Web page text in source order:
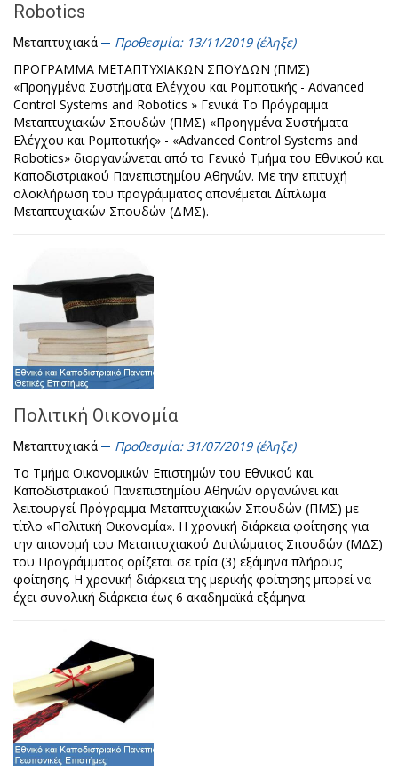
Robotics
Μεταπτυχιακά
Προθεσμία: 13/11/2019 (έληξε)
ΠΡΟΓΡΑΜΜΑ ΜΕΤΑΠΤΥΧΙΑΚΩΝ ΣΠΟΥΔΩΝ (ΠΜΣ)
«Προηγμένα Συστήματα Ελέγχου και Ρομποτικής - Advanced
Control Systems and Robotics » Γενικά Το Πρόγραμμα
Μεταπτυχιακών Σπουδών (ΠΜΣ) «Προηγμένα Συστήματα
Ελέγχου και Ρομποτικής» - «Advanced Control Systems and
Robotics» διοργανώνεται από το Γενικό Τμήμα του Εθνικού και
Καποδιστριακού Πανεπιστημίου Αθηνών. Με την επιτυχή
ολοκλήρωση του προγράμματος απονέμεται Δίπλωμα
Μεταπτυχιακών Σπουδών (ΔΜΣ).
Πολιτική Οικονομία
Μεταπτυχιακά
Προθεσμία: 31/07/2019 (έληξε)
Το Τμήμα Οικονομικών Επιστημών του Εθνικού και
Καποδιστριακού Πανεπιστημίου Αθηνών οργανώνει και
λειτουργεί Πρόγραμμα Μεταπτυχιακών Σπουδών (ΠΜΣ) με
τίτλο «Πολιτική Οικονομία». Η χρονική διάρκεια φοίτησης για
την απονομή του Μεταπτυχιακού Διπλώματος Σπουδών (ΜΔΣ)
του Προγράμματος ορίζεται σε τρία (3) εξάμηνα πλήρους
φοίτησης. Η χρονική διάρκεια της μερικής φοίτησης μπορεί να
έχει συνολική διάρκεια έως 6 ακαδημαϊκά εξάμηνα.